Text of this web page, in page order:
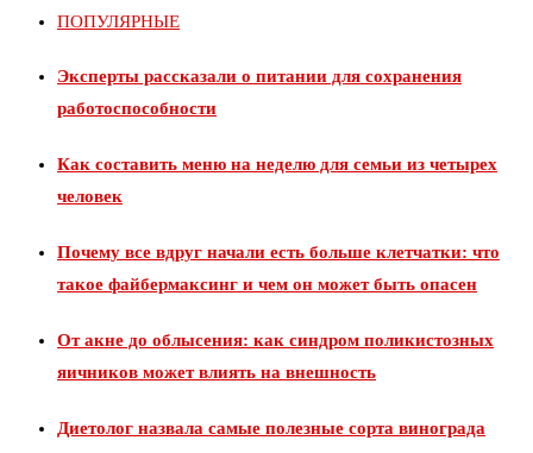
ПОПУЛЯРНЫЕ
Эксперты рассказали о питании для сохранения
работоспособности
Как составить меню на неделю для семьи из четырех
человек
Почему все вдруг начали есть больше клетчатки: что
такое файбермаксинг и чем он может быть опасен
От акне до облысения: как синдром поликистозных
яичников может влиять на внешность
Диетолог назвала самые полезные сорта винограда